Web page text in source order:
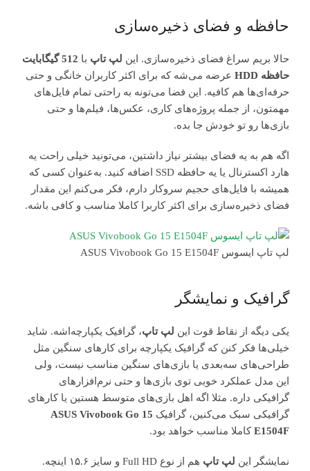
حافظه و فضای ذخیره‌سازی
حالا بریم سراغ فضای ذخیره‌سازی. این لپ تاپ با
512 گیگابایت
حافظه HDD
عرضه می‌شه که برای اکثر کاربران خانگی و حتی
حرفه‌ای‌ها هم کافیه. این فضا می‌تونه به راحتی تمام فایل‌های
مهمتون، از جمله پروژه‌های کاری، عکس‌ها، فیلم‌ها و حتی
بازی‌ها رو تو خودش جا بده.
اگه هم به یه فضای بیشتر نیاز داشتین، می‌تونید خیلی راحت یه
هارد اکسترنال یا یه حافظه SSD اضافه کنید. به‌عنوان کسی که
همیشه با فایل‌های حجیم سروکار دارم، فکر می‌کنم این مقدار
فضای ذخیره‌سازی برای اکثر کاربرا کاملا مناسب و کافی باشه.
لپ تاپ ایسوس ASUS Vivobook Go 15 E1504F
گرافیک و نمایشگر
یکی دیگه از نقاط قوت این لپ تاپ، گرافیک یکپارچه‌اشه. شاید
خیلی‌ها فکر کنن که گرافیک یکپارچه برای کارهای سنگین مثل
طراحی‌های سه‌بعدی یا بازی‌های سنگین مناسب نیست، ولی
این مدل عملکرد خوبی توی بازی‌ها و حتی نرم‌افزارهای
گرافیکی داره. مثلا اگه اهل بازی‌های متوسط هستین یا کارهای
گرافیکی سبک می‌کنین، گرافیک ASUS Vivobook Go 15
E1504Fکاملا مناسب خواهد بود.
نمایشگر این لپ تاپ
هم از نوع Full HD و سایز ۱۵.۶ اینچه.